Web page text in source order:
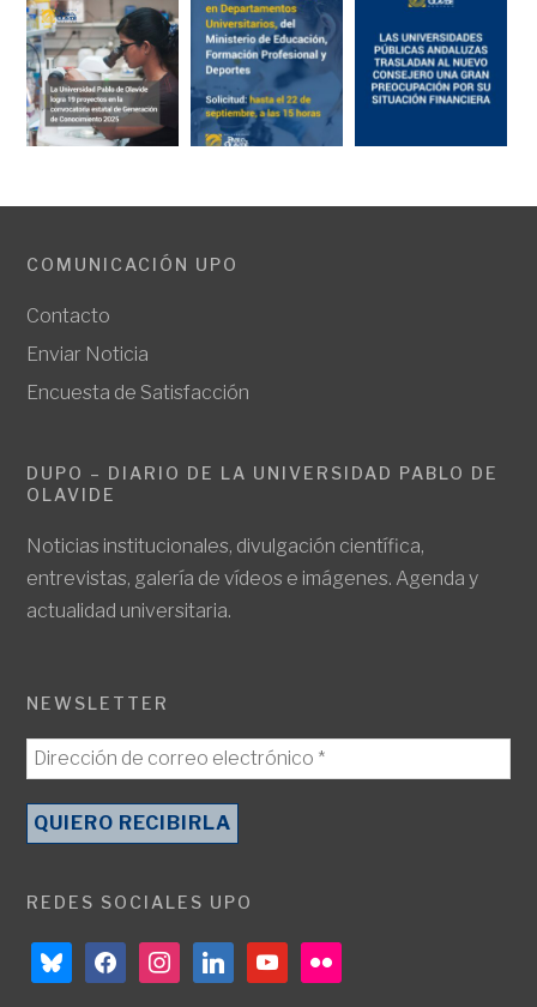
COMUNICACIÓN UPO
Contacto
Enviar Noticia
Encuesta de Satisfacción
DUPO – DIARIO DE LA UNIVERSIDAD PABLO DE
OLAVIDE
Noticias institucionales, divulgación científica,
entrevistas, galería de vídeos e imágenes. Agenda y
actualidad universitaria.
NEWSLETTER
REDES SOCIALES UPO
blueskyfacebookinstagramlinkedinyoutubeflickr